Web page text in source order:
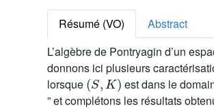
Résumé (VO)
Abstract
L’algèbre de Pontryagin d’un
donnons ici plusieurs
lorsque
(S,K)
est dans le
” et complétons les résultats